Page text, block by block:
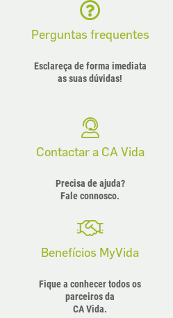
Perguntas frequentes
Esclareça de forma imediata
as suas dúvidas!
Contactar a CA Vida
Precisa de ajuda?
Fale connosco.
Benefícios MyVida
Fique a conhecer todos os
parceiros da
CA Vida.